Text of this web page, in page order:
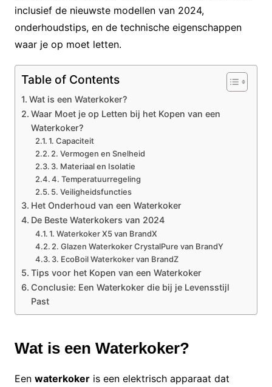
inclusief de nieuwste modellen van 2024,
onderhoudstips, en de technische eigenschappen
waar je op moet letten.
Table of Contents
Wat is een Waterkoker?
Waar Moet je op Letten bij het Kopen van een
Waterkoker?
1. Capaciteit
2. Vermogen en Snelheid
3. Materiaal en Isolatie
4. Temperatuurregeling
5. Veiligheidsfuncties
Het Onderhoud van een Waterkoker
De Beste Waterkokers van 2024
1. Waterkoker X5 van BrandX
2. Glazen Waterkoker CrystalPure van BrandY
3. EcoBoil Waterkoker van BrandZ
Tips voor het Kopen van een Waterkoker
Conclusie: Een Waterkoker die bij je Levensstijl
Past
Wat is een Waterkoker?
Een waterkokeris een elektrisch apparaat dat